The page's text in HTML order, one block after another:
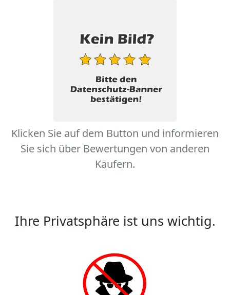
Klicken Sie auf dem Button und informieren
Sie sich über Bewertungen von anderen
Käufern.
Ihre Privatsphäre ist uns wichtig.